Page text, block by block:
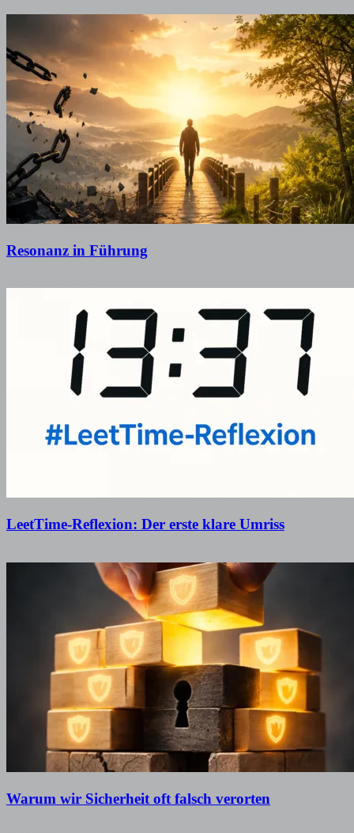
Resonanz in Führung
LeetTime-Reflexion: Der erste klare Umriss
Warum wir Sicherheit oft falsch verorten